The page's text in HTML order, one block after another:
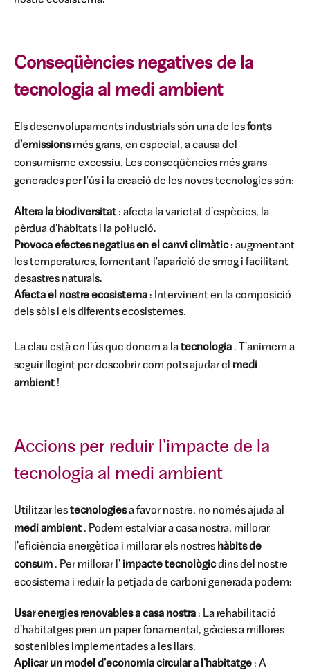
Conseqüències negatives de la
tecnologia al medi ambient
Els desenvolupaments industrials són una de lesfonts
d'emissionsmés grans, en especial, a causa del
consumisme excessiu. Les conseqüències més grans
generades per l'ús i la creació de les noves tecnologies són:
Altera la biodiversitat : afecta la varietat d'espècies, la
pèrdua d'hàbitats i la pol·lució.
Provoca efectes negatius en el canvi climàtic: augmentant
les temperatures, fomentant l'aparició de smog i facilitant
desastres naturals.
Afecta el nostre ecosistema : Intervinent en la composició
dels sòls i els diferents ecosistemes.
La clau està en l'ús que donem a latecnologia . T'animem a
seguir llegint per descobrir com pots ajudar el medi
ambient !
Accions per reduir l'impacte de la
tecnologia al medi ambient
Utilitzar lestecnologiesa favor nostre, no només ajuda al
medi ambient . Podem estalviar a casa nostra, millorar
l'eficiència energètica i millorar els nostres hàbits de
consum . Per millorar l' impacte tecnològicdins del nostre
ecosistema i reduir la petjada de carboni generada podem:
Usar energies renovables a casa nostra : La rehabilitació
d'habitatges pren un paper fonamental, gràcies a millores
sostenibles implementades a les llars.
Aplicar un model d'economia circular a l'habitatge : A